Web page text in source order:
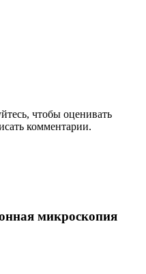
чтобы оценивать
комментарии.
микроскопия